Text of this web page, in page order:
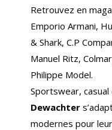
Retrouvez en
Emporio Armani,
& Shark, C.P
Manuel Ritz,
Philippe Model.
Sportswear,
Dewachter
modernes pour